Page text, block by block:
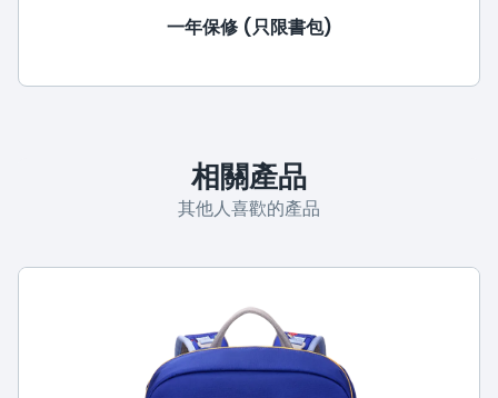
一年保修 (只限書包)
相關產品
其他人喜歡的產品